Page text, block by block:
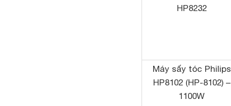
HP8232
Máy sấy tóc Philips
HP8102 (HP-8102) –
1100W